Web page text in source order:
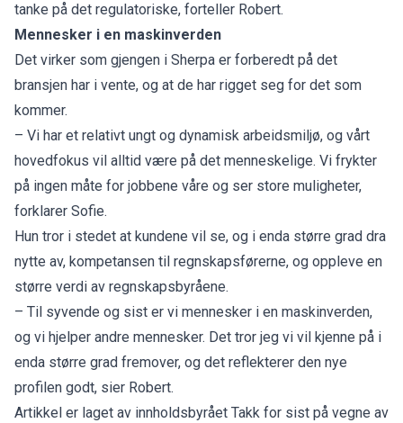
tanke på det regulatoriske, forteller Robert.
Mennesker i en maskinverden
Det virker som gjengen i Sherpa er forberedt på det
bransjen har i vente, og at de har rigget seg for det som
kommer.
– Vi har et relativt ungt og dynamisk arbeidsmiljø, og vårt
hovedfokus vil alltid være på det menneskelige. Vi frykter
på ingen måte for jobbene våre og ser store muligheter,
forklarer Sofie.
Hun tror i stedet at kundene vil se, og i enda større grad dra
nytte av, kompetansen til regnskapsførerne, og oppleve en
større verdi av regnskapsbyråene.
– Til syvende og sist er vi mennesker i en maskinverden,
og vi hjelper andre mennesker. Det tror jeg vi vil kjenne på i
enda større grad fremover, og det reflekterer den nye
profilen godt, sier Robert.
Artikkel er laget av innholdsbyrået Takk for sist på vegne av